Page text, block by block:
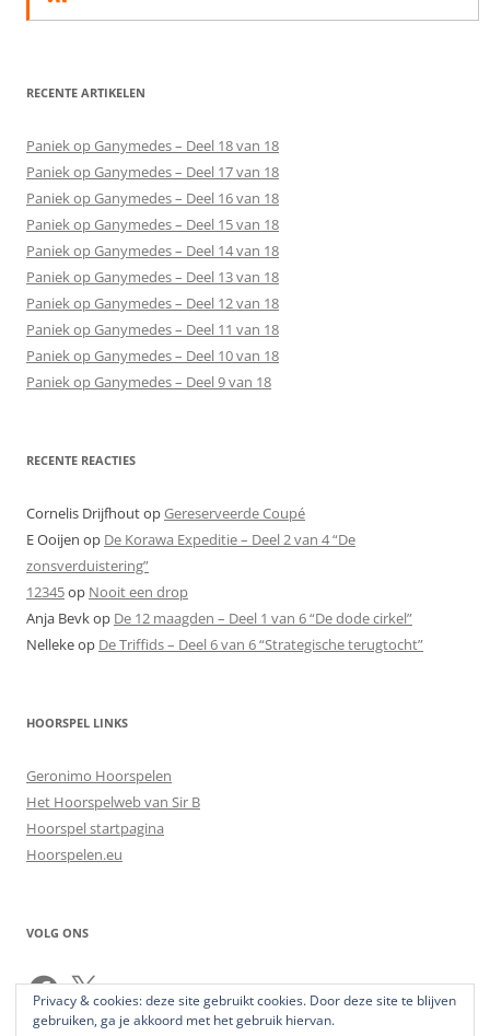
RECENTE ARTIKELEN
Paniek op Ganymedes – Deel 18 van 18
Paniek op Ganymedes – Deel 17 van 18
Paniek op Ganymedes – Deel 16 van 18
Paniek op Ganymedes – Deel 15 van 18
Paniek op Ganymedes – Deel 14 van 18
Paniek op Ganymedes – Deel 13 van 18
Paniek op Ganymedes – Deel 12 van 18
Paniek op Ganymedes – Deel 11 van 18
Paniek op Ganymedes – Deel 10 van 18
Paniek op Ganymedes – Deel 9 van 18
RECENTE REACTIES
Cornelis DrijfhoutopGereserveerde Coupé
E Ooijen op De Korawa Expeditie – Deel 2 van 4 “De
zonsverduistering”
12345op Nooit een drop
Anja Bevkop De 12 maagden – Deel 1 van 6 “De dode cirkel”
Nellekeop De Triffids – Deel 6 van 6 “Strategische terugtocht”
HOORSPEL LINKS
Geronimo Hoorspelen
Het Hoorspelweb van Sir B
Hoorspel startpagina
Hoorspelen.eu
VOLG ONS
Facebook
X
Privacy & cookies: deze site gebruikt cookies. Door deze site te blijven
gebruiken, ga je akkoord met het gebruik hiervan.